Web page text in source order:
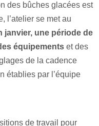
des bûches glacées est
l’atelier se met au
janvier, une période de
équipements et des
de la cadence
établies par l’équipe
de travail pour